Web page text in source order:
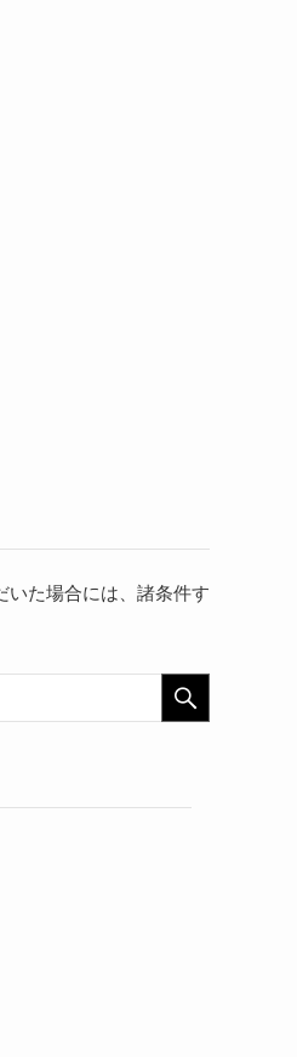
いた場合には、諸条件す